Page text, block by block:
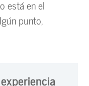
está en el
punto,